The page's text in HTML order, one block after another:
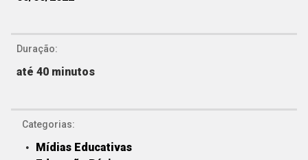
Duração:
até 40 minutos
Categorias:
Mídias Educativas